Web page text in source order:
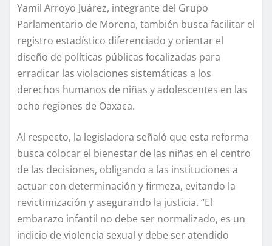
Yamil Arroyo Juárez, integrante del Grupo
Parlamentario de Morena, también busca facilitar el
registro estadístico diferenciado y orientar el
diseño de políticas públicas focalizadas para
erradicar las violaciones sistemáticas a los
derechos humanos de niñas y adolescentes en las
ocho regiones de Oaxaca.
Al respecto, la legisladora señaló que esta reforma
busca colocar el bienestar de las niñas en el centro
de las decisiones, obligando a las instituciones a
actuar con determinación y firmeza, evitando la
revictimización y asegurando la justicia. “El
embarazo infantil no debe ser normalizado, es un
indicio de violencia sexual y debe ser atendido